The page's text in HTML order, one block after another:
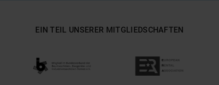
EIN TEIL UNSERER MITGLIEDSCHAFTEN